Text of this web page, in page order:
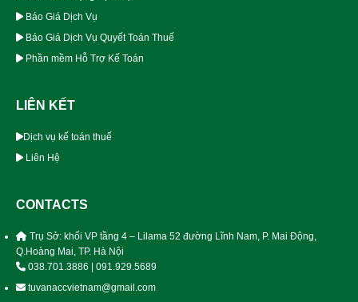
Báo Giá Dịch Vụ
Báo Giá Dịch Vụ Quyết Toán Thuế
Phần mềm Hỗ Trợ Kế Toán
LIÊN KẾT
Dịch vụ kế toán thuế
Liên Hệ
CONTACTS
Trụ Sở: khối VP tầng 4 – Lilama 52 đường Lĩnh Nam, P. Mai Động,
Q.Hoàng Mai, TP. Hà Nội
038.701.3886 | 091.929.5689
tuvanaccvietnam@gmail.com